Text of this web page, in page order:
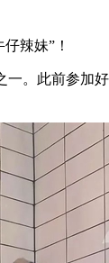
辣妹”！
。此前参加